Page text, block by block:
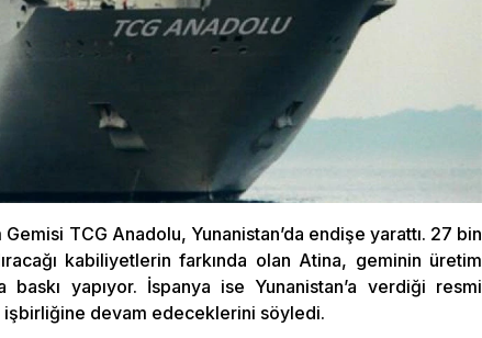
TCG Anadolu, Yunanistan’da endişe yarattı. 27 bin
kabiliyetlerin farkında olan Atina, geminin üretim
yapıyor. İspanya ise Yunanistan’a verdiği resmi
işbirliğine devam edeceklerini söyledi.